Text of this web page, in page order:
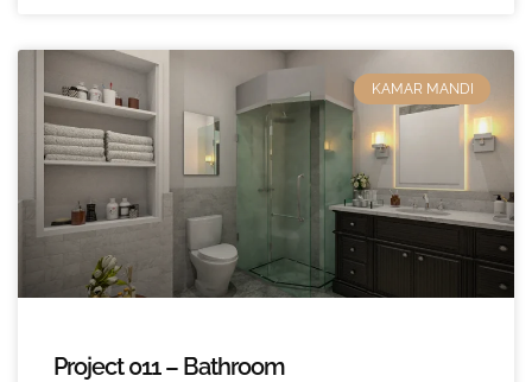
KAMAR MANDI
Project 011 – Bathroom